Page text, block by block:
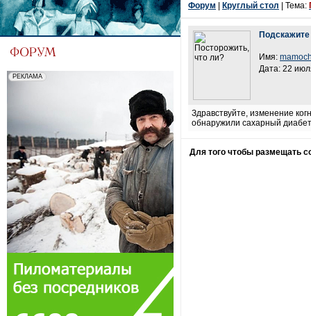
Форум Круглый стол | Тема:
Подскажите
Имя:
Дата: 22
Здравствуйте, изменение
обнаружили сахарный
Для того чтобы размещать